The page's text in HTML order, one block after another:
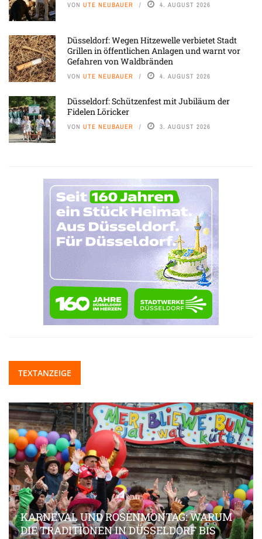
VON UTE NEUBAUER 4. AUGUST 2026
Düsseldorf: Wegen Hitzewelle verbietet Stadt
Grillen in öffentlichen Anlagen und warnt vor
Gefahren von Waldbränden
VON UTE NEUBAUER 4. AUGUST 2026
Düsseldorf: Schützenfest mit Jubiläum der
Fidelen Löricker
VON UTE NEUBAUER 3. AUGUST 2026
TEXTANZEIGE
KARNEVAL UND ROSENMONTAG: WARUM
DIE TRADITIONEN IN DÜSSELDORF BIS